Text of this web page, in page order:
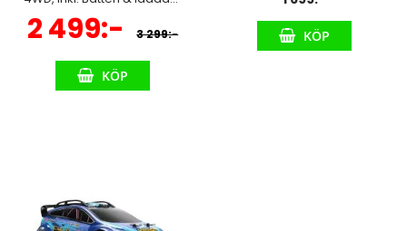
Specialpris
2 499:- 3 299:-
KÖP
KÖP